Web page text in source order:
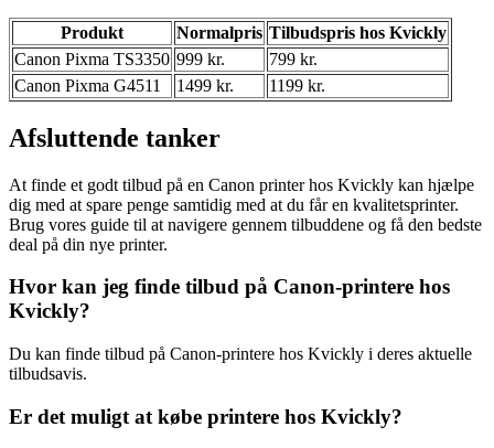
Produkt Normalpris Tilbudspris hos Kvickly
Canon Pixma TS3350 999 kr.
799 kr.
Canon Pixma G4511
1499 kr. 1199 kr.
Afsluttende tanker
At finde et godt tilbud på en Canon printer hos Kvickly kan hjælpe
dig med at spare penge samtidig med at du får en kvalitetsprinter.
Brug vores guide til at navigere gennem tilbuddene og få den bedste
deal på din nye printer.
Hvor kan jeg finde tilbud på Canon-printere hos
Kvickly?
Du kan finde tilbud på Canon-printere hos Kvickly i deres aktuelle
tilbudsavis.
Er det muligt at købe printere hos Kvickly?